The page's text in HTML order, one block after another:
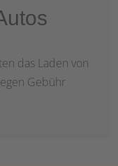
das Laden von
Gebühr